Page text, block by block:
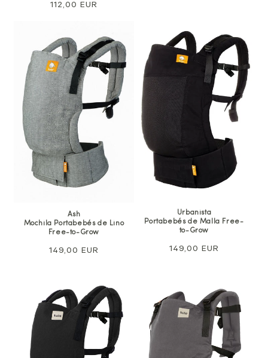
normal112,00 EUR
Ash
Mochila Portabebés de Lino
Free-to-Grow
Precio
149,00 EUR
Urbanista
Portabebés de Malla Free-
to-Grow
Precio
149,00 EUR